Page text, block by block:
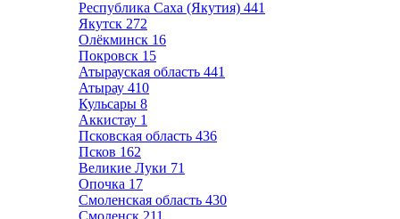
Республика Саха (Якутия) 441
Якутск 272
Олёкминск 16
Покровск 15
Атырауская область 441
Атырау 410
Кульсары 8
Аккистау 1
Псковская область 436
Псков 162
Великие Луки 71
Опочка 17
Смоленская область 430
Смоленск 211